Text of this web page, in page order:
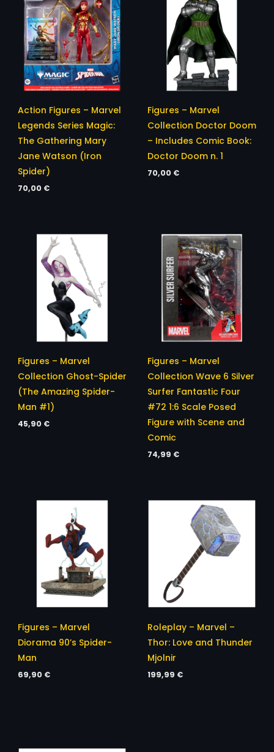
Action Figures – Marvel
Legends Series Magic:
The Gathering Mary
Jane Watson (Iron
Spider)
70,00 €
Figures – Marvel
Collection Doctor Doom
– Includes Comic Book:
Doctor Doom n. 1
70,00 €
Figures – Marvel
Collection Ghost-Spider
(The Amazing Spider-
Man #1)
45,90 €
Figures – Marvel
Collection Wave 6 Silver
Surfer Fantastic Four
#72 1:6 Scale Posed
Figure with Scene and
Comic
74,99 €
Figures – Marvel
Diorama 90’s Spider-
Man
69,90 €
Roleplay – Marvel –
Thor: Love and Thunder
Mjolnir
199,99 €